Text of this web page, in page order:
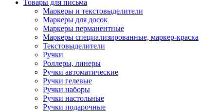
Товары для письма
Маркеры и текстовыделители
Маркеры для досок
Маркеры перманентные
Маркеры специализированные, маркер-краска
Текстовыделители
Ручки
Роллеры, линеры
Ручки автоматические
Ручки гелевые
Ручки наборы
Ручки настольные
Ручки подарочные